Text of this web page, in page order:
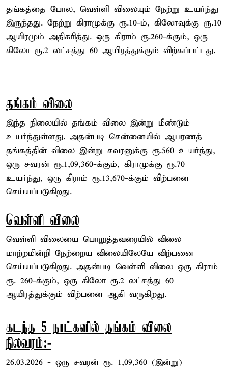
தங்கத்தை போல, வெள்ளி விலையும் நேற்று உயர்ந்து
இருந்தது. நேற்று கிராமுக்கு ரூ.10-ம், கிலோவுக்கு ரூ.10
ஆயிரமும் அதிகரித்து. ஒரு கிராம் ரூ.260-க்கும், ஒரு
கிலோ ரூ.2 லட்சத்து 60 ஆயிரத்துக்கும் விற்கப்பட்டது.
தங்கம் விலை
இந்த நிலையில் தங்கம் விலை இன்று மீண்டும்
உயர்ந்துள்ளது. அதன்படி சென்னையில் ஆபரணத்
தங்கத்தின் விலை இன்று சவரனுக்கு ரூ.560 உயர்ந்து,
ஒரு சவரன் ரூ.1,09,360-க்கும், கிராமுக்கு ரூ.70
உயர்ந்து, ஒரு கிராம் ரூ.13,670-க்கும் விற்பனை
செய்யப்படுகிறது.
வெள்ளி விலை
வெள்ளி விலையை பொறுத்தவரையில் விலை
மாற்றமின்றி நேற்றைய விலையிலேயே விற்பனை
செய்யப்படுகிறது. அதன்படி வெள்ளி விலை ஒரு கிராம்
ரூ. 260-க்கும், ஒரு கிலோ ரூ.2 லட்சத்து 60
ஆயிரத்துக்கும் விற்பனை ஆகி வருகிறது.
கடந்த 5 நாட்களில் தங்கம் விலை
நிலவரம்:-
26.03.2026 - ஒரு சவரன் ரூ. 1,09,360 (இன்று)